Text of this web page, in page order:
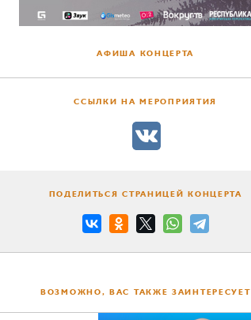
АФИША КОНЦЕРТА
ССЫЛКИ НА МЕРОПРИЯТИЯ
ПОДЕЛИТЬСЯ СТРАНИЦЕЙ КОНЦЕРТА
ВОЗМОЖНО, ВАС ТАКЖЕ ЗАИНТЕРЕСУЕТ